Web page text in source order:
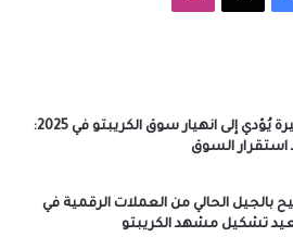
انهيار منصات التداول الكبيرة يُؤدي إلى انهيار سوق الكريبتو في 2025:
استقرار السوق
بالجيل الحالي من العملات الرقمية في